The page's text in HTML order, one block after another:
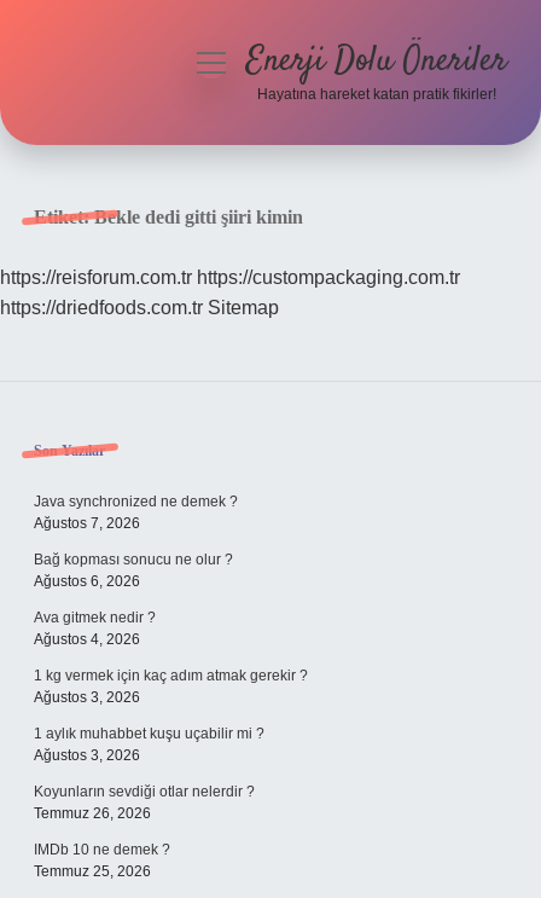
Hakkımızda
menüyüEnerji Dolu Öneriler
Hayatına hareket katan pratik fikirler!
Etiket:Bekle dedi gitti şiiri kimin
https://reisforum.com.tr https://custompackaging.com.tr
https://driedfoods.com.tr Sitemap
Sidebar
Son Yazılar
Java synchronized ne demek ?
Ağustos 7, 2026
Bağ kopması sonucu ne olur ?
Ağustos 6, 2026
Ava gitmek nedir ?
Ağustos 4, 2026
1 kg vermek için kaç adım atmak gerekir ?
Ağustos 3, 2026
1 aylık muhabbet kuşu uçabilir mi ?
Ağustos 3, 2026
Koyunların sevdiği otlar nelerdir ?
Temmuz 26, 2026
IMDb 10 ne demek ?
Temmuz 25, 2026